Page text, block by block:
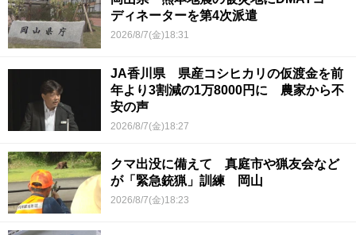
ディネーターを第4次派遣
2026/8/7(金)18:31
JA香川県 県産コシヒカリの仮渡金を前
年より3割減の1万8000円に 農家から不
安の声
2026/8/7(金)18:27
クマ出没に備えて 真庭市や猟友会など
が「緊急銃猟」訓練 岡山
2026/8/7(金)18:23